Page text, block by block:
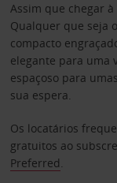
Assim que chegar
Qualquer que seja
compacto
elegante para uma
espaçoso para
sua espera.
Os locatários
gratuitos ao
Preferred.